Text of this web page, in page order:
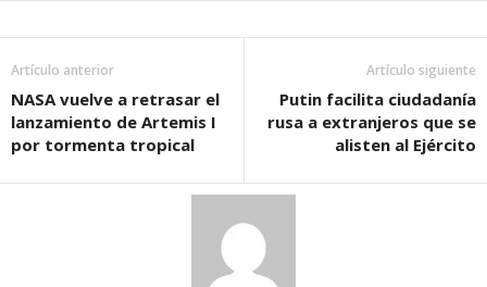
Artículo anterior
NASA vuelve a retrasar el
lanzamiento de Artemis I
por tormenta tropical
Artículo siguiente
Putin facilita ciudadanía
rusa a extranjeros que se
alisten al Ejército